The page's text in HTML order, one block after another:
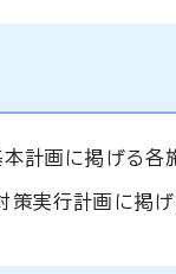
画に掲げる各
実行計画に掲げ